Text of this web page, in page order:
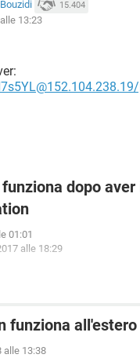
15.404
13:23
dopo
01:01
alle 18:29
funziona all'estero
alle 13:38